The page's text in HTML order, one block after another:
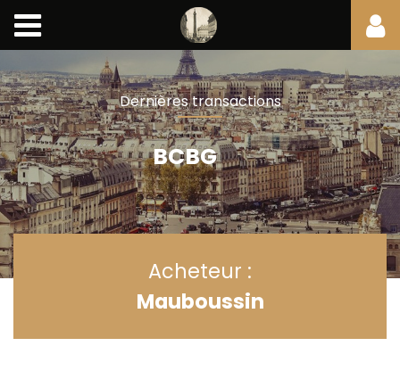
Dernières transactions
BCBG
Acheteur :
Mauboussin